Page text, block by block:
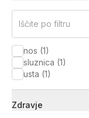
Iščite po filtru
nos (1)
sluznica (1)
usta (1)
Zdravje